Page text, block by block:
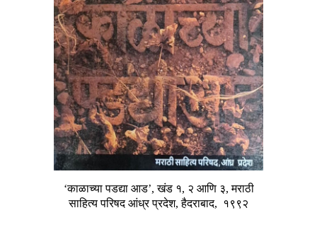
‘काळाच्या पडद्या आड’, खंड १, २ आणि ३, मराठी
साहित्य परिषद आंध्र प्रदेश, हैदराबाद, १९९२